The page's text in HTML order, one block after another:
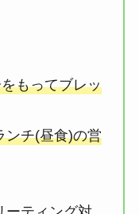
もってブレッ
ンチ(昼食)の営